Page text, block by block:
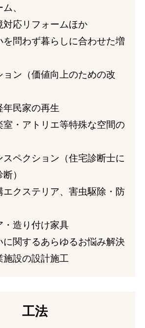
、
対応リフォームほか
を問わず暮らしに合わせた増
ョン（価値向上のための改
年民家の再生
室・アトリエ等特殊な空間の
スペクション（住宅診断士に
）
エクステリア、害虫駆除・防
・造り付け家具
に関するあらゆるお悩み解決
施設の設計施工
工法